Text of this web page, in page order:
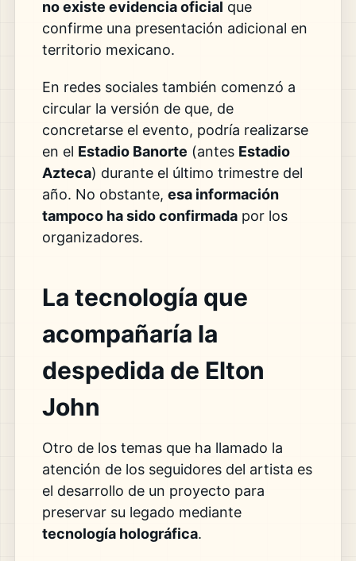
no existe evidencia oficial que
confirme una presentación adicional en
territorio mexicano.
En redes sociales también comenzó a
circular la versión de que, de
concretarse el evento, podría realizarse
en el Estadio Banorte (antes Estadio
Azteca) durante el último trimestre del
año. No obstante, esa información
tampoco ha sido confirmadapor los
organizadores.
La tecnología que
acompañaría la
despedida de Elton
John
Otro de los temas que ha llamado la
atención de los seguidores del artista es
el desarrollo de un proyecto para
preservar su legado mediante
tecnología holográfica.